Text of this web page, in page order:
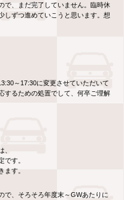
で、まだ完了していません。臨時休
しずつ進めていこうと思います。想
～17:30に変更させていただいて
するための処置でして、何卒ご理解
、
です。
ます。
で、そろそろ年度末～GWあたりに